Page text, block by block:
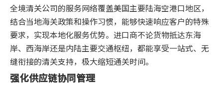
全境清关公司的服务网络覆盖美国主要陆海空港口地区，
结合当地海关政策和操作习惯，能够快速响应客户的特殊
要求，实现本地化服务优势。进口商不论货物抵达东海
岸、西海岸还是内陆主要交通枢纽，都能享受一站式、无
缝衔接的清关支持，极大缩短通关时间。
强化供应链协同管理